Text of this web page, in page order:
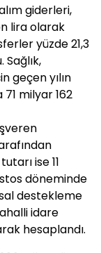
giderleri,
lira olarak
yüzde 21,3
geçen yılın
milyar 162
ise 11
döneminde
destekleme
idare
hesaplandı.